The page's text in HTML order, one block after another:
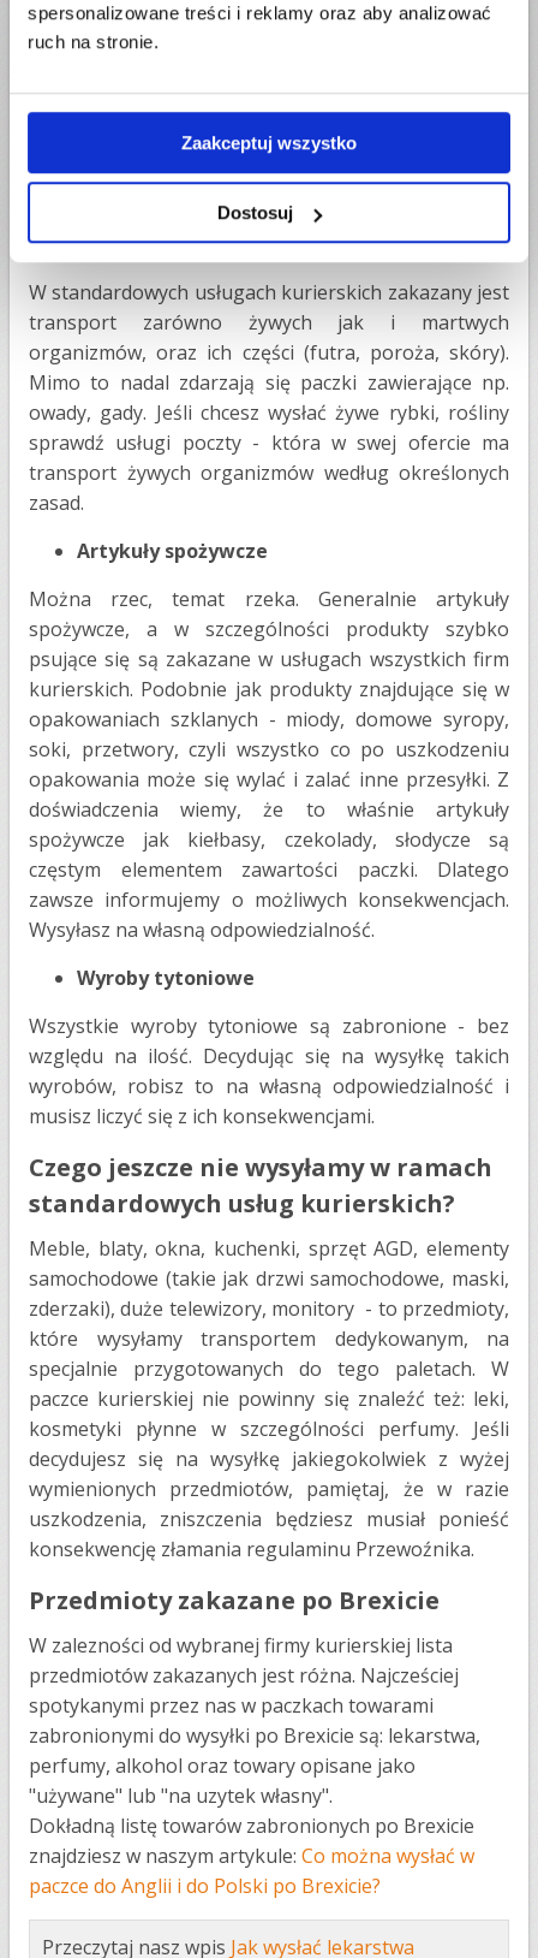
spersonalizowane treści i reklamy oraz aby analizować
ruch na stronie.
Zaakceptuj wszystko
Dostosuj
broni. Możesz się zdziwić, w tej grupie znajdują się
wszystkie przedmioty ostre - także np. noże
osoby decydują się na ryzyko i wysyłają np. Kuchenne
noże - pamiętaj, że artykuły te muszą być tylko
oryginalnych opakowaniach, a wysyłka jest na własną
Organizmy żywe lub martwe
W standardowych usługach kurierskich zakazany jest
transport zarówno żywych jak i martwych
organizmów, oraz ich części (futra, poroża, skóry).
Mimo to nadal zdarzają się paczki zawierające np.
owady, gady. Jeśli chcesz wysłać żywe rybki, rośliny
sprawdź usługi poczty - która w swej ofercie ma
transport żywych organizmów według określonych
zasad.
Artykuły spożywcze
Można rzec, temat rzeka. Generalnie artykuły
spożywcze, a w szczególności produkty szybko
psujące się są zakazane w usługach wszystkich firm
kurierskich. Podobnie jak produkty znajdujące się w
opakowaniach szklanych - miody, domowe syropy,
soki, przetwory, czyli wszystko co po uszkodzeniu
opakowania może się wylać i zalać inne przesyłki. Z
doświadczenia wiemy, że to właśnie artykuły
spożywcze jak kiełbasy, czekolady, słodycze są
częstym elementem zawartości paczki. Dlatego
zawsze informujemy o możliwych konsekwencjach.
Wysyłasz na własną odpowiedzialność.
Wyroby tytoniowe
Wszystkie wyroby tytoniowe są zabronione - bez
względu na ilość. Decydując się na wysyłkę takich
wyrobów, robisz to na własną odpowiedzialność i
musisz liczyć się z ich konsekwencjami.
Czego jeszcze nie wysyłamy w ramach
standardowych usług kurierskich?
Meble, blaty, okna, kuchenki, sprzęt AGD, elementy
samochodowe (takie jak drzwi samochodowe, maski,
zderzaki), duże telewizory, monitory - to przedmioty,
które wysyłamy transportem dedykowanym, na
specjalnie przygotowanych do tego paletach. W
paczce kurierskiej nie powinny się znaleźć też: leki,
kosmetyki płynne w szczególności perfumy. Jeśli
decydujesz się na wysyłkę jakiegokolwiek z wyżej
wymienionych przedmiotów, pamiętaj, że w razie
uszkodzenia, zniszczenia będziesz musiał ponieść
konsekwencję złamania regulaminu Przewoźnika.
Przedmioty zakazane po Brexicie
W zalezności od wybranej firmy kurierskiej lista
przedmiotów zakazanych jest różna. Najcześciej
spotykanymi przez nas w paczkach towarami
zabronionymi do wysyłki po Brexicie są: lekarstwa,
perfumy, alkohol oraz towary opisane jako
"używane" lub "na uzytek własny".
Dokładną listę towarów zabronionych po Brexicie
znajdziesz w naszym artykule: Co można wysłać w
paczce do Anglii i do Polski po Brexicie?
Przeczytaj nasz wpis Jak wysłać lekarstwa